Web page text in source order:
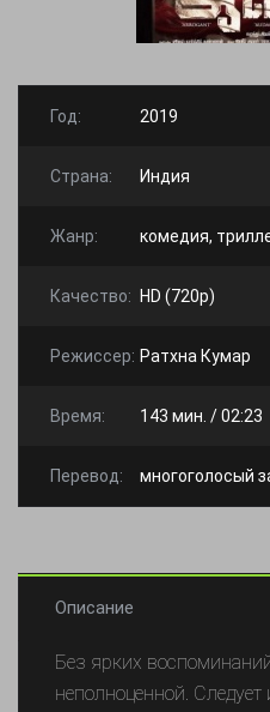
Год: 2019
Страна: Индия
Жанр: комедия,
Качество: HD (720p)
Режиссер: Ратхна Кумар
Время: 143 мин. / 02:23
Перевод: многоголосый
Описание
Без ярких
неполноценной.